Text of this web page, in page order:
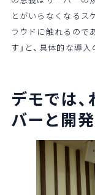
とがいらなくなるス
ラウドに触れるので
す」と、具体的な導
デモでは
バーと開